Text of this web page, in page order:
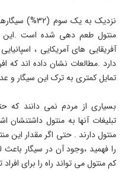
نزدیک به یک
منتول طعم دهی شده است .این
آفریقایی های آمریکایی ،
دارد .مطالعات نشان داده اند که
تمایل کمتری به ترک این سیگار و
بسیاری از مردم نمی دانند که
تبلیغات آنها به منتول
منتول دارند . حتی اگر مقدار این
را فهمید ،وجود آن در سیگار
کم منتول می تواند راه را برای